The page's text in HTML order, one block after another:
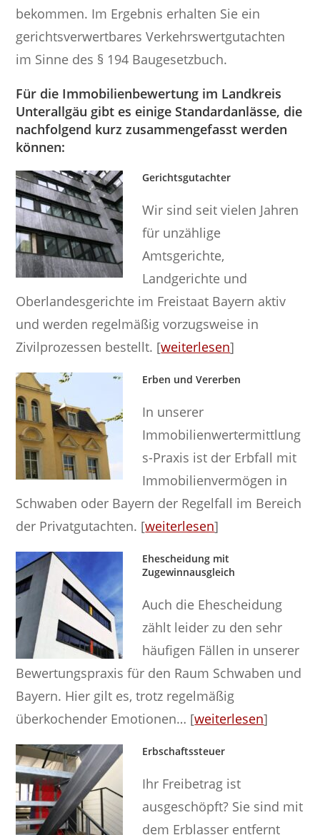
bekommen. Im Ergebnis erhalten Sie ein
gerichtsverwertbares Verkehrswertgutachten
im Sinne des § 194 Baugesetzbuch.
Für die Immobilienbewertung im Landkreis
Unterallgäu gibt es einige Standardanlässe, die
nachfolgend kurz zusammengefasst werden
können:
Gerichtsgutachter
Wir sind seit vielen Jahren
für unzählige
Amtsgerichte,
Landgerichte und
Oberlandesgerichte im Freistaat Bayern aktiv
und werden regelmäßig vorzugsweise in
Zivilprozessen bestellt. [weiterlesen]
Erben und Vererben
In unserer
Immobilienwertermittlung
s-Praxis ist der Erbfall mit
Immobilienvermögen in
Schwaben oder Bayern der Regelfall im Bereich
der Privatgutachten. [weiterlesen]
Ehescheidung mit
Zugewinnausgleich
Auch die Ehescheidung
zählt leider zu den sehr
häufigen Fällen in unserer
Bewertungspraxis für den Raum Schwaben und
Bayern. Hier gilt es, trotz regelmäßig
überkochender Emotionen… [weiterlesen]
Erbschaftssteuer
Ihr Freibetrag ist
ausgeschöpft? Sie sind mit
dem Erblasser entfernt